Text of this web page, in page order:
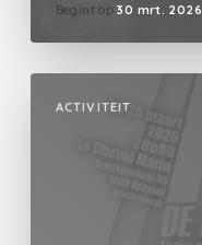
Begint op 30 mrt. 2026
ACTIVITEIT